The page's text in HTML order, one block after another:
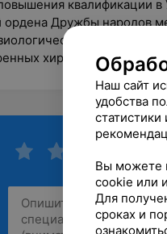
квалификации в
ордена Дружбы народов
мониторинг
хирургических
Наш сайт
удобства
Вы можете
cookie или
Для
сроках и